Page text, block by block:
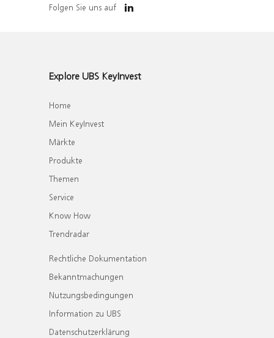
Folgen Sie uns auf
Explore UBS KeyInvest
Home
Mein KeyInvest
Märkte
Produkte
Themen
Service
Know How
Trendradar
Rechtliche Dokumentation
Bekanntmachungen
Nutzungsbedingungen
Information zu UBS
Datenschutzerklärung